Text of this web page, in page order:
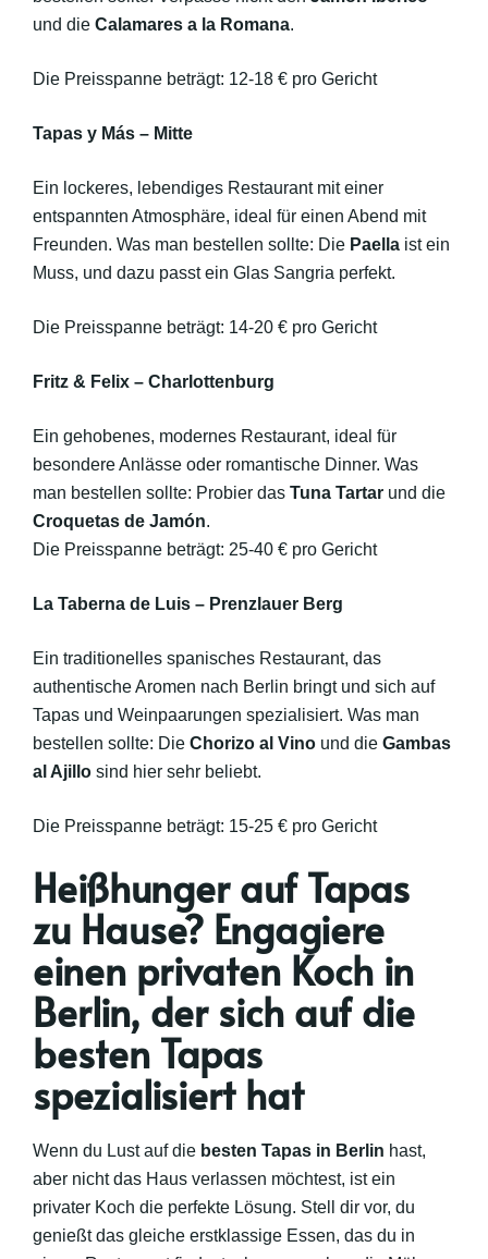
und die Calamares a la Romana.
Die Preisspanne beträgt: 12-18 € pro Gericht
Tapas y Más – Mitte
Ein lockeres, lebendiges Restaurant mit einer
entspannten Atmosphäre, ideal für einen Abend mit
Freunden. Was man bestellen sollte: Die Paella ist ein
Muss, und dazu passt ein Glas Sangria perfekt.
Die Preisspanne beträgt: 14-20 € pro Gericht
Fritz & Felix – Charlottenburg
Ein gehobenes, modernes Restaurant, ideal für
besondere Anlässe oder romantische Dinner. Was
man bestellen sollte: Probier das Tuna Tartar und die
Croquetas de Jamón.
Die Preisspanne beträgt: 25-40 € pro Gericht
La Taberna de Luis – Prenzlauer Berg
Ein traditionelles spanisches Restaurant, das
authentische Aromen nach Berlin bringt und sich auf
Tapas und Weinpaarungen spezialisiert. Was man
bestellen sollte: Die Chorizo al Vino und die Gambas
al Ajillo sind hier sehr beliebt.
Die Preisspanne beträgt: 15-25 € pro Gericht
Heißhunger auf Tapas
zu Hause? Engagiere
einen privaten Koch in
Berlin, der sich auf die
besten Tapas
spezialisiert hat
Wenn du Lust auf die besten Tapas in Berlin hast,
aber nicht das Haus verlassen möchtest, ist ein
privater Koch die perfekte Lösung. Stell dir vor, du
genießt das gleiche erstklassige Essen, das du in